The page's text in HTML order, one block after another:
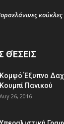
ΘΈΣΕΙΣ
Κομψό Έξυπνο
Κουμπί Πανικού
Αυγ 26, 2016